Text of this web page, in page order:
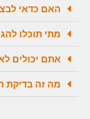
האם כדאי
מתי תוכלו
אתם יכולים
מה זה בדיקת